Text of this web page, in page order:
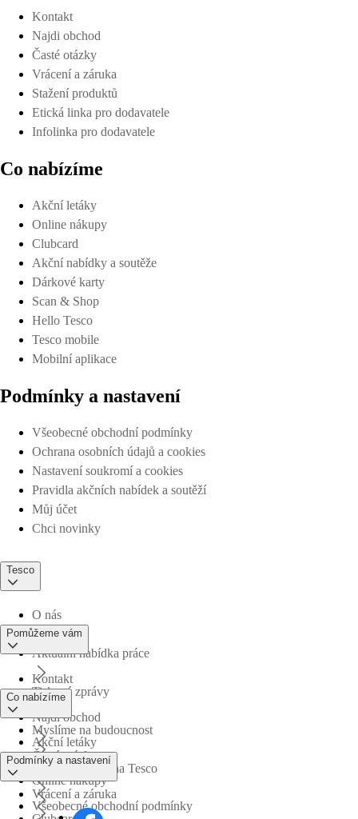
Kontakt
Najdi obchod
Časté otázky
Vrácení a záruka
Stažení produktů
Etická linka pro dodavatele
Infolinka pro dodavatele
Co nabízíme
Akční letáky
Online nákupy
Clubcard
Akční nabídky a soutěže
Dárkové karty
Scan & Shop
Hello Tesco
Tesco mobile
Mobilní aplikace
Podmínky a nastavení
Všeobecné obchodní podmínky
Ochrana osobních údajů a cookies
Nastavení soukromí a cookies
Pravidla akčních nabídek a soutěží
Můj účet
Chci novinky
Tesco
O nás
Aktuální nabídka práce
Tiskové zprávy
Myslíme na budoucnost
Obchodní skupina Tesco
Pomůžeme vám
Kontakt
Najdi obchod
Časté otázky
Vrácení a záruka
Co nabízíme
Akční letáky
Online nákupy
Podmínky a nastavení
Všeobecné obchodní podmínky